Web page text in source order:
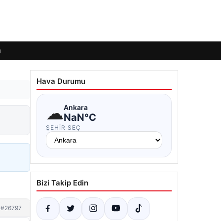
#26797
Hava Durumu
☁Ankara
NaN°C
ŞEHIR SEÇ
Bizi Takip Edin